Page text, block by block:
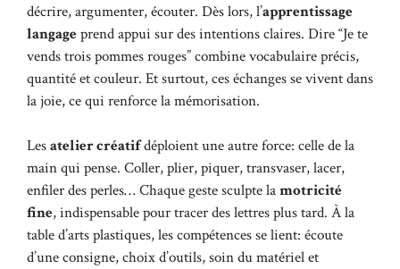
décrire, argumenter, écouter. Dès lors, l’apprentissage
langageprend appui sur des intentions claires. Dire “Je te
vends trois pommes rouges” combine vocabulaire précis,
quantité et couleur. Et surtout, ces échanges se vivent dans
la joie, ce qui renforce la mémorisation.
Lesatelier créatifdéploient une autre force: celle de la
main qui pense. Coller, plier, piquer, transvaser, lacer,
enfiler des perles… Chaque geste sculpte lamotricité
fine, indispensable pour tracer des lettres plus tard. À la
table d’arts plastiques, les compétences se lient: écoute
d’une consigne, choix d’outils, soin du matériel et